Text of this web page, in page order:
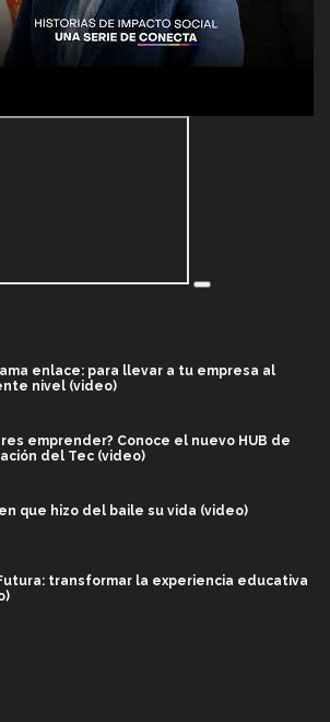
enlace: para llevar a tu empresa al
nivel (video)
emprender? Conoce el nuevo HUB de
del Tec (video)
que hizo del baile su vida (video)
transformar la experiencia educativa